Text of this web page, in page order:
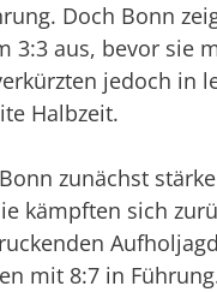
Doch Bonn
3:3 aus, bevor sie
jedoch in
Halbzeit.
zunächst
kämpften sich
mit 8:7 in